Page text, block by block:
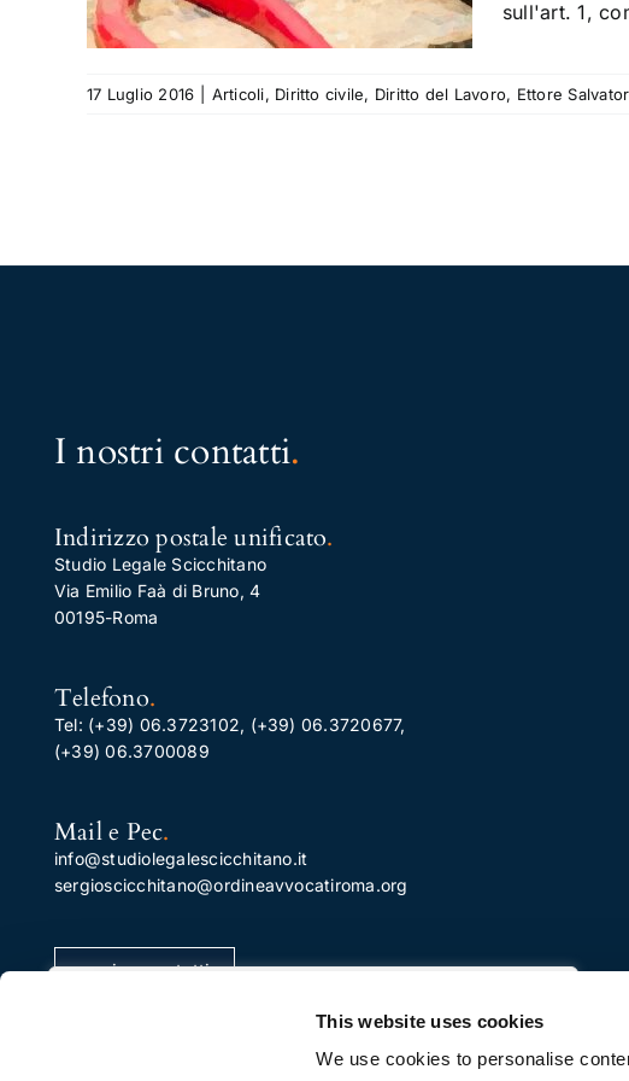
This website uses cookies
We use cookies to personalise
Utilizziamo i cookie per migliorare la tua esperienza di
sull'art. 1,
17 Luglio 2016 Articoli, Diritto civile, Diritto del Lavoro, Ettore
I nostri contatti.
Indirizzo postale unificato.
Studio Legale Scicchitano
Via Emilio Faà di Bruno, 4
00195-Roma
Telefono.
Tel: (+39) 06.3723102, (+39) 06.3720677,
(+39) 06.3700089
Mail e Pec.
info@studiolegalescicchitano.it
sergioscicchitano@ordineavvocatiroma.org
pagina contatti